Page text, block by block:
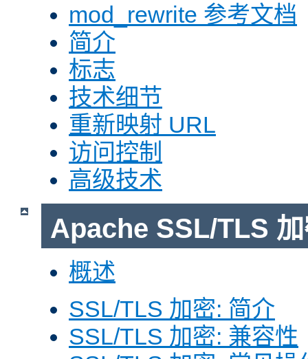
mod_rewrite 参考文档
简介
标志
技术细节
重新映射 URL
访问控制
高级技术
Apache SSL/TLS
概述
SSL/TLS 加密: 简介
SSL/TLS 加密: 兼容性